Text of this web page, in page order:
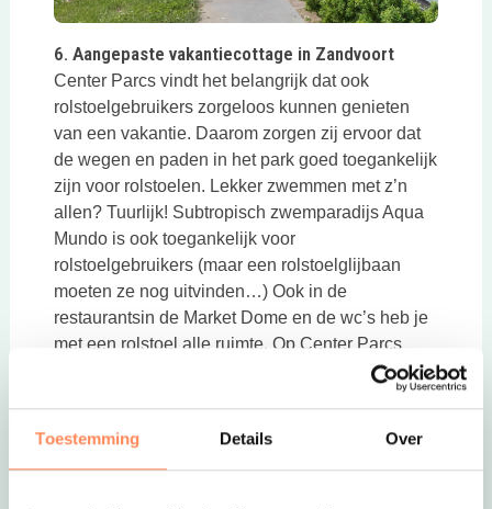
Toestemming Details Over
6. Aangepaste vakantiecottage in Zandvoort
Center Parcs vindt het belangrijk dat ook
rolstoelgebruikers zorgeloos kunnen genieten
van een vakantie. Daarom zorgen zij ervoor dat
de wegen en paden in het park goed toegankelijk
zijn voor rolstoelen. Lekker zwemmen met z’n
allen? Tuurlijk! Subtropisch zwemparadijs Aqua
Mundo is ook toegankelijk voor
rolstoelgebruikers (maar een rolstoelglijbaan
moeten ze nog uitvinden…) Ook in de
restaurantsin de Market Dome en de wc’s heb je
met een rolstoel alle ruimte. Op Center Parcs
Zandvoort is een mooie rolstoelvriendelijke
van een rolstoel.
Lees meer over Center Parcs
ZandvoortDeze link opent in een nieuwe tab